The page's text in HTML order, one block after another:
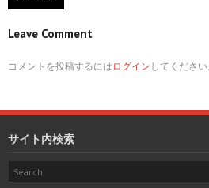
Leave Comment
コメントを投稿するにはログインしてください
サイト内検索